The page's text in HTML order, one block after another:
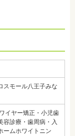
スモール八王子みな
イヤー矯正・小児歯
容診療・歯周病・入
ームホワイトニン